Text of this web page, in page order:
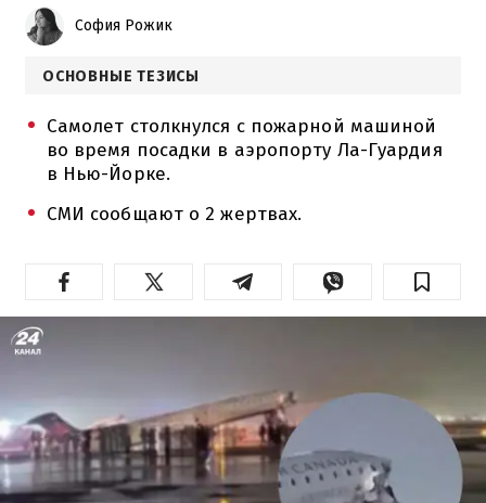
София Рожик
ОСНОВНЫЕ ТЕЗИСЫ
Самолет столкнулся с пожарной машиной
во время посадки в аэропорту Ла-Гуардия
в Нью-Йорке.
СМИ сообщают о 2 жертвах.